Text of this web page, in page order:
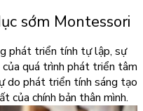
sớm Montessori
phát triển tính tự lập, sự
quá trình phát triển tâm
do phát triển tính sáng tạo
của chính bản thân mình.